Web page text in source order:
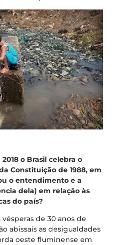
2018 o Brasil celebra o
Constituição de 1988, em
o entendimento e a
dela) em relação às
do país?
vésperas de 30 anos de
abissais as desigualdades
oeste fluminense em